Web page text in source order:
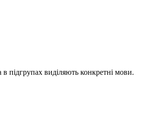
підгрупах виділяють конкретні мови.